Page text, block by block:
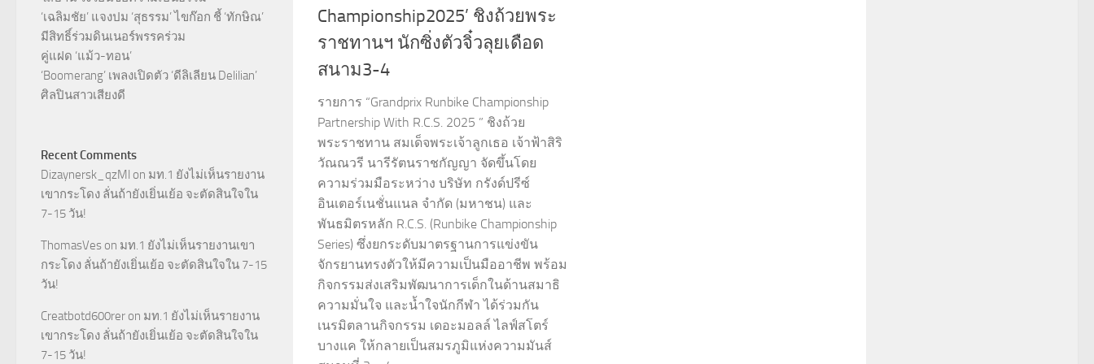
Championship2025’ ชิงถ้วยพระ
ราชทานฯ นักซิ่งตัวจิ๋วลุยเดือด
สนาม3-4
รายการ “Grandprix Runbike Championship
Partnership With R.C.S. 2025 ” ชิงถ้วย
พระราชทาน สมเด็จพระเจ้าลูกเธอ เจ้าฟ้าสิริ
วัณณวรี นารีรัตนราชกัญญา จัดขึ้นโดย
ความร่วมมือระหว่าง บริษัท กรังด์ปรีซ์
อินเตอร์เนชั่นแนล จำกัด (มหาชน) และ
พันธมิตรหลัก R.C.S. (Runbike Championship
Series) ซึ่งยกระดับมาตรฐานการแข่งขัน
จักรยานทรงตัวให้มีความเป็นมืออาชีพ พร้อม
กิจกรรมส่งเสริมพัฒนาการเด็กในด้านสมาธิ
ความมั่นใจ และน้ำใจนักกีฬา ได้ร่วมกัน
เนรมิตลานกิจกรรม เดอะมอลล์ ไลฟ์สโตร์
บางแค ให้กลายเป็นสมรภูมิแห่งความมันส์
‘เฉลิมชัย’ แจงปม ‘สุธรรม’ ไขก๊อก ชี้ ‘ทักษิณ’
มีสิทธิ์ร่วมดินเนอร์พรรคร่วม
คู่แฝด ‘แม้ว-ทอน’
‘Boomerang’ เพลงเปิดตัว ‘ดีลิเลียน Delilian’
ศิลปินสาวเสียงดี
Recent Comments
Dizaynersk_qzMl on มท.1 ยังไม่เห็นรายงาน
เขากระโดง ลั่นถ้ายังเยิ่นเย้อ จะตัดสินใจใน
7-15 วัน!
ThomasVes on มท.1 ยังไม่เห็นรายงานเขา
กระโดง ลั่นถ้ายังเยิ่นเย้อ จะตัดสินใจใน 7-15
วัน!
Creatbotd600rer on มท.1 ยังไม่เห็นรายงาน
เขากระโดง ลั่นถ้ายังเยิ่นเย้อ จะตัดสินใจใน
7-15 วัน!